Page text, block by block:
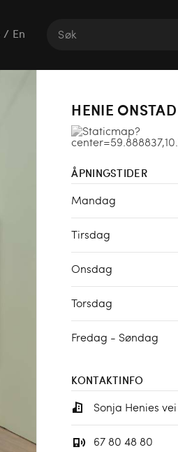
/ En
HENIE
ÅPNINGSTIDER
Mandag
Tirsdag
Onsdag
Torsdag
Fredag - Søndag
KONTAKTINFO
Sonja Henies vei
67 80 48 80